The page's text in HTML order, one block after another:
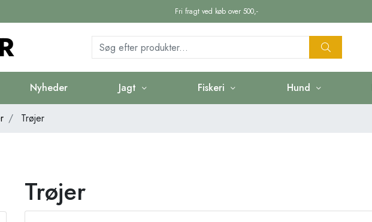
Fri fragt ved køb over 500,-
Nyheder Jagt Fiskeri Hund
Trøjer
Trøjer